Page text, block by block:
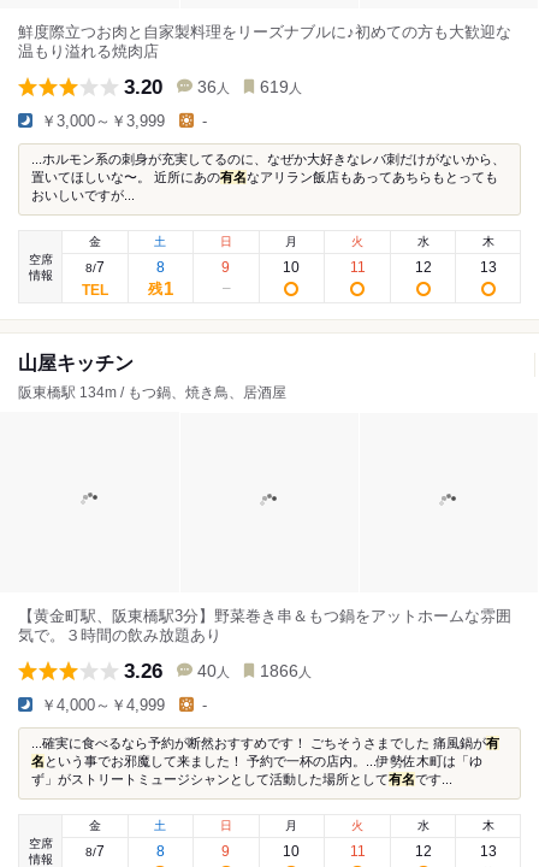
鮮度際立つお肉と自家製料理をリーズナブルに♪初めての方も大歓迎な
温もり溢れる焼肉店
3.20 36 人 619 人
￥3,000～￥3,999 -
...ホルモン系の刺身が充実してるのに、なぜか大好きなレバ刺だけがないから、
置いてほしいな〜。 近所にあの有名なアリラン飯店もあってあちらもとっても
おいしいですが...
空席
情報
金
8/7
土
8
残1
日
9
月
10
火
11
水
12
木
13
山屋キッチン
阪東橋駅 134m / もつ鍋、焼き鳥、居酒屋
【黄金町駅、阪東橋駅3分】野菜巻き串＆もつ鍋をアットホームな雰囲
気で。３時間の飲み放題あり
3.26 40 人 1866 人
￥4,000～￥4,999 -
...確実に食べるなら予約が断然おすすめです！ ごちそうさまでした 痛風鍋が有
名 という事でお邪魔して来ました！ 予約で一杯の店内。...伊勢佐木町は「ゆ
ず」がストリートミュージシャンとして活動した場所として有名です...
空席
情報
金
8/7
土
8
日
9
月
10
火
11
水
12
木
13